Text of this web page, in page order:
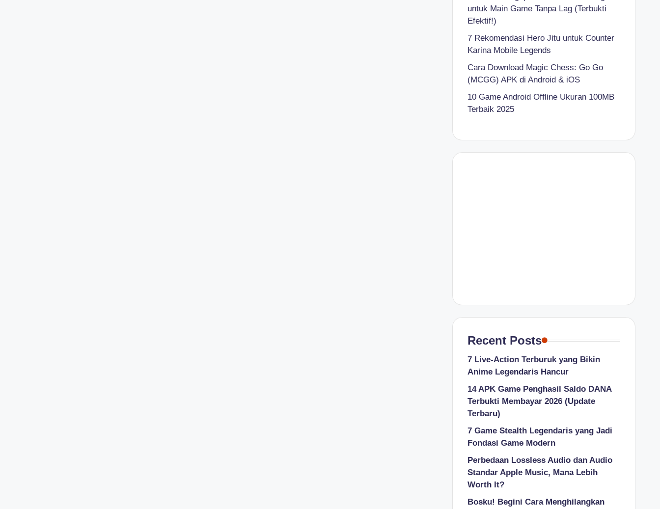
untuk Main Game Tanpa Lag (Terbukti
Efektif!)
7 Rekomendasi Hero Jitu untuk Counter
Karina Mobile Legends
Cara Download Magic Chess: Go Go
(MCGG) APK di Android & iOS
10 Game Android Offline Ukuran 100MB
Terbaik 2025
Recent Posts
7 Live-Action Terburuk yang Bikin
Anime Legendaris Hancur
14 APK Game Penghasil Saldo DANA
Terbukti Membayar 2026 (Update
Terbaru)
7 Game Stealth Legendaris yang Jadi
Fondasi Game Modern
Perbedaan Lossless Audio dan Audio
Standar Apple Music, Mana Lebih
Worth It?
Bosku! Begini Cara Menghilangkan